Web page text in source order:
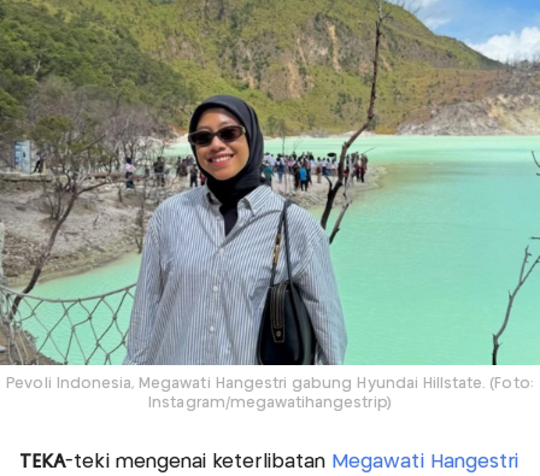
Pevoli Indonesia, Megawati Hangestri gabung Hyundai Hillstate. (Foto:
Instagram/megawatihangestrip)
TEKA-teki mengenai keterlibatan Megawati Hangestri